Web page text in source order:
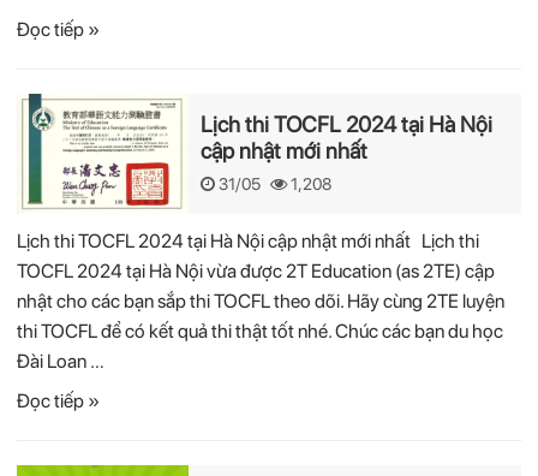
Đọc tiếp »
Lịch thi TOCFL 2024 tại Hà Nội
cập nhật mới nhất
31/05 1,208
Lịch thi TOCFL 2024 tại Hà Nội cập nhật mới nhất Lịch thi
TOCFL 2024 tại Hà Nội vừa được 2T Education (as 2TE) cập
nhật cho các bạn sắp thi TOCFL theo dõi. Hãy cùng 2TE luyện
thi TOCFL để có kết quả thi thật tốt nhé. Chúc các bạn du học
Đài Loan …
Đọc tiếp »